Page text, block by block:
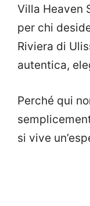
Villa Heaven
per chi
Riviera di
autentica,
Perché qui
si vive